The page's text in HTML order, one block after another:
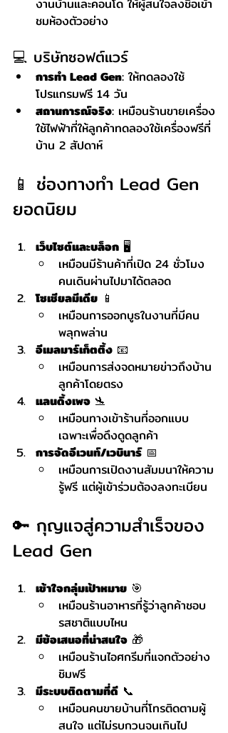
งานบ้านและคอนโด ให้ผู้สนใจลงชื่อเข้า
ชมห้องตัวอย่าง
💻 บริษัทซอฟต์แวร์
การทำ Lead Gen: ให้ทดลองใช้
โปรแกรมฟรี 14 วัน
สถานการณ์จริง: เหมือนร้านขายเครื่อง
ใช้ไฟฟ้าที่ให้ลูกค้าทดลองใช้เครื่องฟรีที่
บ้าน 2 สัปดาห์
📱 ช่องทางทำ Lead Gen
ยอดนิยม
เว็บไซต์และบล็อก 🖥️
เหมือนมีร้านค้าที่เปิด 24 ชั่วโมง
คนเดินผ่านไปมาได้ตลอด
โซเชียลมีเดีย 📱
เหมือนการออกบูธในงานที่มีคน
พลุกพล่าน
อีเมลมาร์เก็ตติ้ง 📧
เหมือนการส่งจดหมายข่าวถึงบ้าน
ลูกค้าโดยตรง
แลนดิ้งเพจ 🛬
เหมือนทางเข้าร้านที่ออกแบบ
เฉพาะเพื่อดึงดูดลูกค้า
การจัดอีเวนท์/เวบินาร์ 📅
เหมือนการเปิดงานสัมมนาให้ความ
รู้ฟรี แต่ผู้เข้าร่วมต้องลงทะเบียน
🔑 กุญแจสู่ความสำเร็จของ
Lead Gen
เข้าใจกลุ่มเป้าหมาย 🎯
เหมือนร้านอาหารที่รู้ว่าลูกค้าชอบ
รสชาติแบบไหน
มีข้อเสนอที่น่าสนใจ 🎁
เหมือนร้านไอศกรีมที่แจกตัวอย่าง
ชิมฟรี
มีระบบติดตามที่ดี 📞
เหมือนคนขายบ้านที่โทรติดตามผู้
สนใจ แต่ไม่รบกวนจนเกินไป